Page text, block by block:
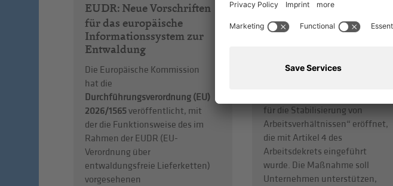
EUDR: Neue Vorschriften
für das europäische
Informationssystem zur
Entwaldung
Die Europäische Kommission
hat die
Durchführungsverordnung (EU)
2026/1565veröffentlicht, mit
der die Funktionsweise des im
Rahmen der EUDR (EU-
Verordnung über
entwaldungsfreie Lieferketten)
vorgesehenen
Neuer Anreiz für die
Umwandlung befristeter
Arbeitsverträge in
Beschäftigungsverhältnisse
für die Stabilisierung von
Arbeitsverhältnissen“ eröffnet,
die mit Artikel 4 des
Arbeitsdekrets eingeführt
wurde. Die Maßnahme soll
Unternehmen unterstützen,